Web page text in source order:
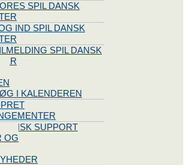
SPIL DANSK
IND SPIL DANSK
SPIL DANSK
I KALENDEREN
SUPPORT
OG